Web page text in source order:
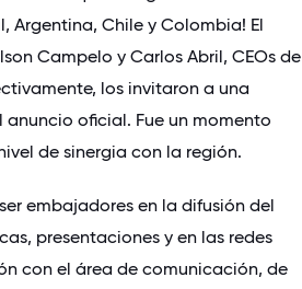
Argentina, Chile y Colombia! El
Campelo y Carlos Abril, CEOs de
los invitaron a una
oficial. Fue un momento
de sinergia con la región.
embajadores en la difusión del
presentaciones y en las redes
con el área de comunicación, de